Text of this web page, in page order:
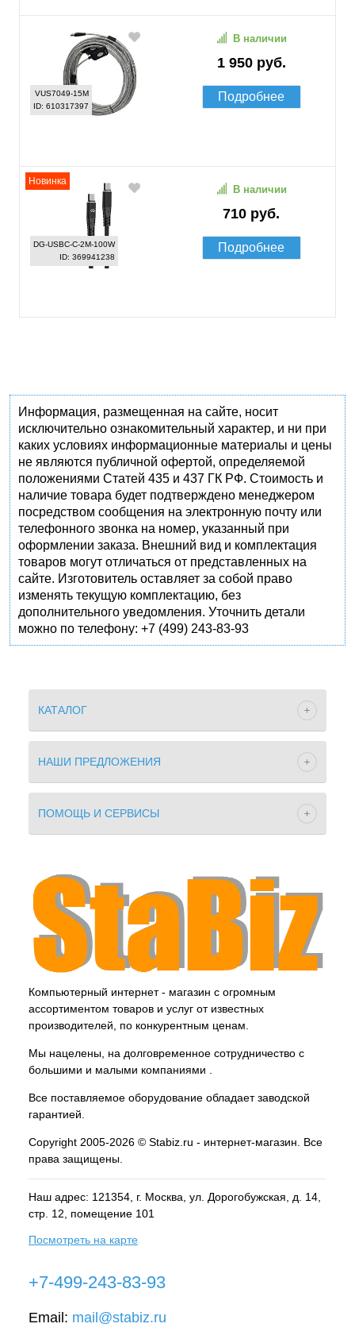
VUS7049-15M
ID: 610317397
1 950 руб.
В наличии
Подробнее
Новинка
DG-USBС-C-2M-100W
ID: 369941238
710 руб.
В наличии
Подробнее
Информация, размещенная на сайте, носит
исключительно ознакомительный характер, и ни при
каких условиях информационные материалы и цены
не являются публичной офертой, определяемой
положениями Статей 435 и 437 ГК РФ. Стоимость и
наличие товара будет подтверждено менеджером
посредством сообщения на электронную почту или
телефонного звонка на номер, указанный при
оформлении заказа. Внешний вид и комплектация
товаров могут отличаться от представленных на
сайте. Изготовитель оставляет за собой право
изменять текущую комплектацию, без
дополнительного уведомления. Уточнить детали
можно по телефону: +7 (499) 243-83-93
КАТАЛОГ
НАШИ ПРЕДЛОЖЕНИЯ
ПОМОЩЬ И СЕРВИСЫ
Компьютерный интернет - магазин с огромным
ассортиментом товаров и услуг от известных
производителей, по конкурентным ценам.
Мы нацелены, на долговременное сотрудничество с
большими и малыми компаниями .
Все поставляемое оборудование обладает заводской
гарантией.
Copyright 2005-2026 © Stabiz.ru - интернет-магазин. Все
права защищены.
Наш адрес: 121354, г. Москва , ул. Дорогобужская, д. 14,
стр. 12, помещение 101
Посмотреть на карте
+7-499-243-83-93
Email: mail@stabiz.ru